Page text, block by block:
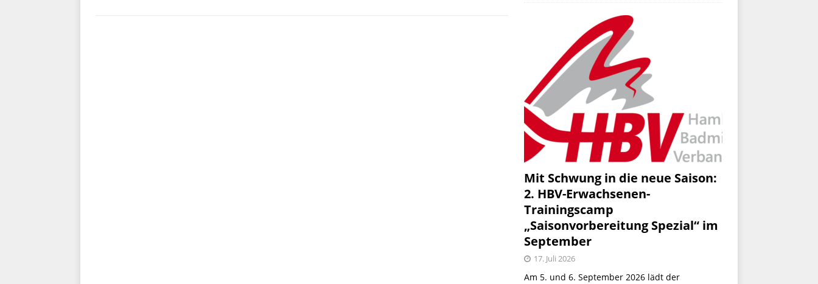
Mit Schwung in die neue Saison:
2. HBV-Erwachsenen-
Trainingscamp
„Saisonvorbereitung Spezial“ im
September
17. Juli 2026
Am 5. und 6. September 2026 lädt der